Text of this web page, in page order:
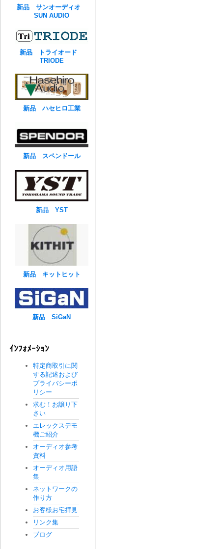
新品 サンオーディオ
SUN AUDIO
新品 トライオード
TRIODE
新品 ハセヒロ工業
新品 スペンドール
新品 YST
新品 キットヒット
新品 SiGaN
ｲﾝﾌｫﾒｰｼｮﾝ
特定商取引に関
する記述および
プライバシーポ
リシー
求む！お譲り下
さい
エレックスデモ
機ご紹介
オーディオ参考
資料
オーディオ用語
集
ネットワークの
作り方
お客様お宅拝見
リンク集
ブログ